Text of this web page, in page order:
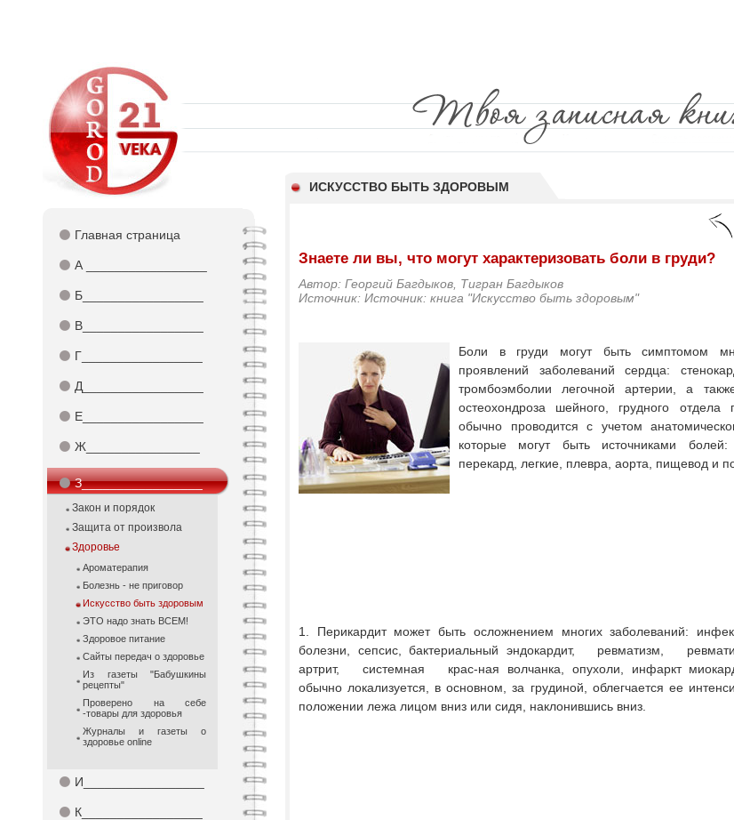
ИСКУССТВО БЫТЬ ЗДОРОВЫМ
⚫ Главная страница
⚫ А _________________
⚫ Б_________________
⚫ В_________________
⚫ Г_________________
⚫ Д_________________
⚫ Е_________________
⚫ Ж________________
⚫З_________________
Закон и порядок
Защита от произвола
Здоровье
Ароматерапия
Болезнь - не приговор
Искусство быть здоровым
ЭТО надо знать ВСЕМ!
Здоровое питание
Сайты передач о здоровье
Из газеты "Бабушкины
рецепты"
Проверено на себе
-товары для здоровья
Журналы и газеты о
здоровье online
⚫ И_________________
⚫ К_________________
Знаете ли вы, что могут характеризовать боли в груди?
Автор: Георгий Багдыков, Тигран Багдыков
Источник: Источник: книга "Искусство быть здоровым"
Боли в груди могут быть симптомом
проявлений заболеваний сердца:
тромбоэмболии легочной артерии, а
остеохондроза шейного, грудного отдела
обычно проводится с уче­том
которые могут быть источниками болей:
перекард, легкие, плевра, аорта, пищевод и
1. Перикардит может быть осложнением многих заболе­ваний:
болезни, сепсис, бактериальный эндо­кардит, ревматизм,
артрит, системная крас-ная волчанка, опухоли, инфаркт
обычно ло­кализуется, в основном, за грудиной, облегчается ее
положении лежа лицом вниз или сидя, наклонив­шись вниз.